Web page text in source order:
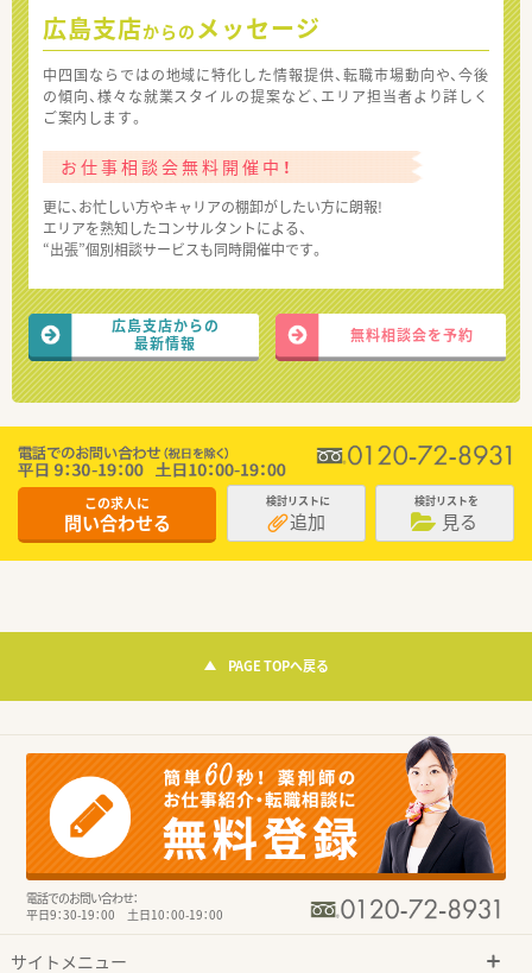
広島支店からの メッセージ
中四国ならではの地域に特化した情報提供、転職市場動向や、今後
の傾向、様々な就業スタイルの提案など、エリア担当者より詳しく
ご案内します。
お仕事相談会無料開催中！
更に、お忙しい方やキャリアの棚卸がしたい方に朗報!
エリアを熟知したコンサルタントによる、
“出張”個別相談サービスも同時開催中です。
広島支店からの
最新情報
無料相談会を予約
この求人に
問い合わせる
検討リストに
追加
検討リストを
見る
PAGE TOPへ戻る
電話でのお問い合わせ：
平日9：30-19：00 土日10：00-19：00
サイトメニュー